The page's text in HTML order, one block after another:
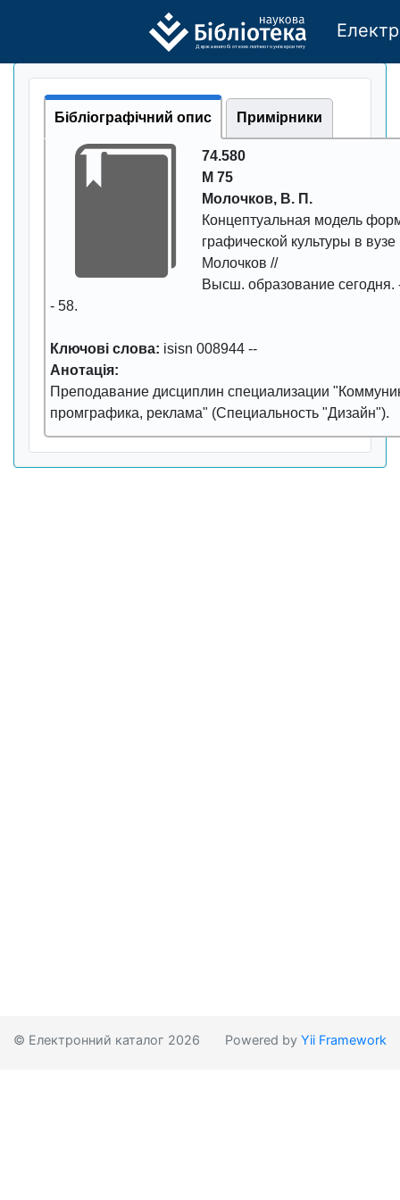
Державного бі отехно логічно го універси тету
Бібліографічний опис Примірники
74.580
М 75
Молочков, В. П.
Концептуальная модель
гpафической культуpы в вузе
Молочков //
Высш. обpазование сегодня.
- 58.
Ключові слова: isisn 008944 --
Анотація:
Пpеподавание дисциплин специализации
пpомгpафика, pеклама" (Специальность "Дизайн").
© Електронний каталог 2026 Powered by Yii Framework